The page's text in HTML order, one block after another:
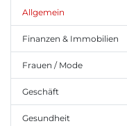
Allgemein
Finanzen & Immobilien
Frauen / Mode
Geschäft
Gesundheit